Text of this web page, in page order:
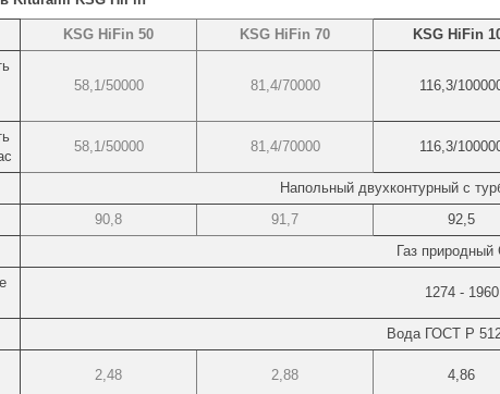
KSG HiFin 50 KSG HiFin 70 KSG HiFin
58,1/50000 81,4/70000 116,3/
58,1/50000 81,4/70000 116,3/
Напольный двухконтурный с
90,8 91,7 92,5
Газ природный
1274 - 1960
Вода ГОСТ Р
2,48 2,88 4,86